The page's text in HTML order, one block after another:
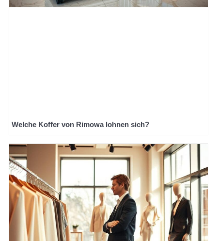
Welche Koffer von Rimowa lohnen sich?